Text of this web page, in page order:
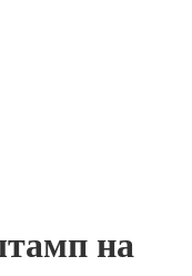
на